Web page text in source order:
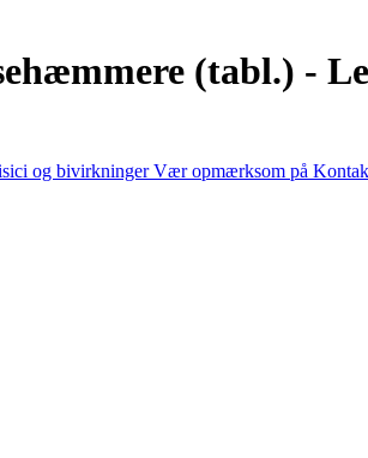
(tabl.) -
og bivirkningerVær opmærksom på